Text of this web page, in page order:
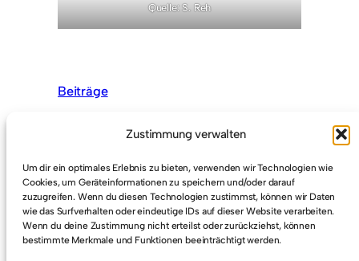
Zustimmung verwalten
Um dir ein optimales Erlebnis zu bieten, verwenden wir Technologien wie
Cookies, um Geräteinformationen zu speichern und/oder darauf
zuzugreifen. Wenn du diesen Technologien zustimmst, können wir Daten
wie das Surfverhalten oder eindeutige IDs auf dieser Website verarbeiten.
Wenn du deine Zustimmung nicht erteilst oder zurückziehst, können
bestimmte Merkmale und Funktionen beeinträchtigt werden.
Quelle: S. Reh
Beiträge
Lions Club Wetzlar-Solms besucht Kalsmunt
Kunst vom Kalsmunt